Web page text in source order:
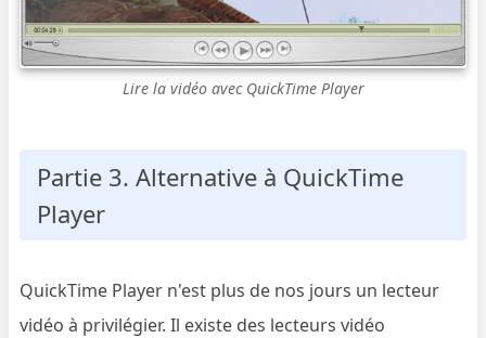
Lire la vidéo avec QuickTime Player
Partie 3. Alternative à QuickTime
Player
QuickTime Player n'est plus de nos jours un lecteur
vidéo à privilégier. Il existe des lecteurs vidéo